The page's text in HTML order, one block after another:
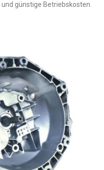
günstige Betriebskosten.